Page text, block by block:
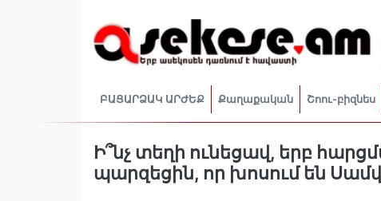
ԲԱՑԱՐՁԱԿ ԱՐԺԵՔ Քաղաքական Շոու-բիզնես
Ի՞նչ տեղի ունեցավ, երբ
պարզեցին, որ խոսում են